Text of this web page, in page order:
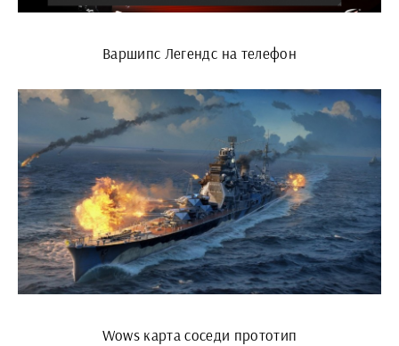
Варшипс Легендс на телефон
Wows карта соседи прототип